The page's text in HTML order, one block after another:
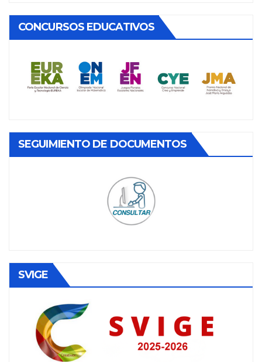
CONCURSOS EDUCATIVOS
SEGUIMIENTO DE DOCUMENTOS
SVIGE